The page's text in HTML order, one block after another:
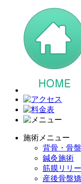
施術メニュー
背骨・骨
鍼灸施術
筋膜リリ
産後骨盤